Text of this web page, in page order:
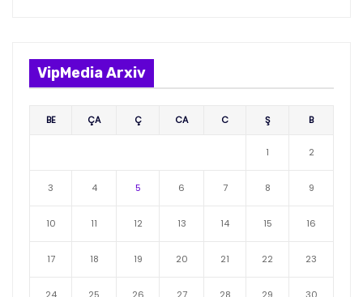
VipMedia Arxiv
BE ÇA Ç CA C Ş B
1 2
3 4 5 6 7 8 9
10 11 12 13 14 15 16
17 18 19 20 21 22 23
24 25 26 27 28 29 30